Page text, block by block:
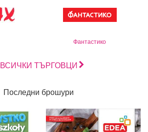
Фантастико
ВСИЧКИ ТЪРГОВЦИ
Последни брошури